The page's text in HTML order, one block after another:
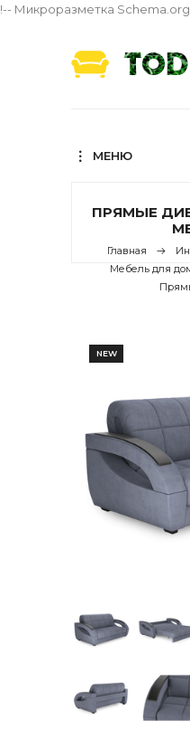
!-- Микроразметка
МЕНЮ
ПРЯМЫЕ
Главная
Мебель для
NEW